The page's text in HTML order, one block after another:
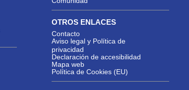
OTROS ENLACES
Contacto
Aviso legal y Política de
privacidad
Declaración de accesibilidad
Mapa web
Política de Cookies (EU)